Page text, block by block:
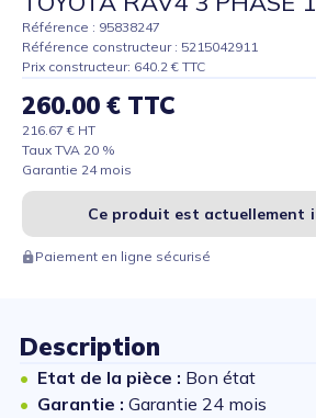
Référence : 95838247
Référence constructeur : 5215042911
Prix constructeur: 640.2 € TTC
260.00 € TTC
216.67 € HT
Taux TVA 20 %
Garantie 24 mois
Ce produit est actuellement
Paiement en ligne sécurisé
Description
Etat de la pièce : Bon état
Garantie : Garantie 24 mois